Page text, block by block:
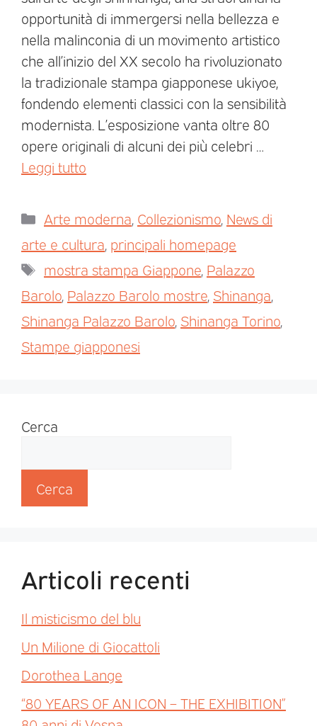
opportunità di immergersi nella bellezza e
nella malinconia di un movimento artistico
che all’inizio del XX secolo ha rivoluzionato
la tradizionale stampa giapponese ukiyoe,
fondendo elementi classici con la sensibilità
modernista. L’esposizione vanta oltre 80
opere originali di alcuni dei più celebri …
Leggi tutto
Arte moderna Collezionismo News di
arte e cultura principali homepage
mostra stampa Giappone Palazzo
Barolo Palazzo Barolo mostre Shinanga
Shinanga Palazzo Barolo Shinanga Torino
Stampe giapponesi
Cerca
Cerca
Articoli recenti
Il misticismo del blu
Un Milione di Giocattoli
Dorothea Lange
“80 YEARS OF AN ICON – THE EXHIBITION”